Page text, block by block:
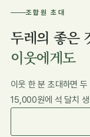
조합원 초대
두레의 좋은
이웃에게도
이웃 한 분 초대하면
15,000원에 석 달치 생